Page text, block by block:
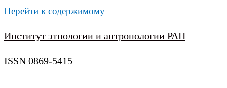
Перейти к содержимому
Институт этнологии и антропологии РАН
ISSN 0869-5415